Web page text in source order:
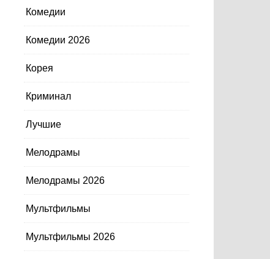
Комедии
Комедии 2026
Корея
Криминал
Лучшие
Мелодрамы
Мелодрамы 2026
Мультфильмы
Мультфильмы 2026